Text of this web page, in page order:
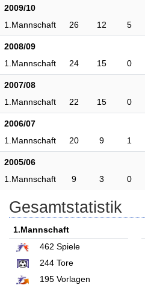
2009/10
1.Mannschaft
26 12 5
2008/09
1.Mannschaft
24 15 0
2007/08
1.Mannschaft
22 15 0
2006/07
1.Mannschaft
20 9 1
2005/06
1.Mannschaft
9 3 0
Gesamtstatistik
1.Mannschaft
462 Spiele
244 Tore
195 Vorlagen